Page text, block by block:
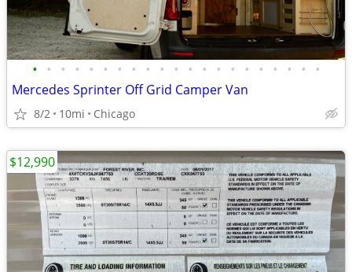
• • • • • • • • • • • • • • • • • • • • •
Mercedes Sprinter Off Grid Camper Van
8/2 10mi Chicago
$12,990